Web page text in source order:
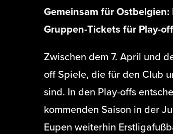
Gemeinsam für
Gruppen-Tickets für Play-off
Zwischen dem 7. April und
off Spiele, die für den Club
sind. In den Play-offs
kommenden Saison in der
Eupen weiterhin